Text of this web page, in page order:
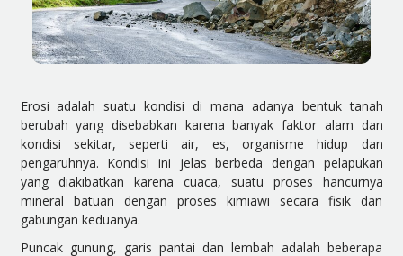
Erosi adalah suatu kondisi di mana adanya bentuk tanah
berubah yang disebabkan karena banyak faktor alam dan
kondisi sekitar, seperti air, es, organisme hidup dan
pengaruhnya. Kondisi ini jelas berbeda dengan pelapukan
yang diakibatkan karena cuaca, suatu proses hancurnya
mineral batuan dengan proses kimiawi secara fisik dan
gabungan keduanya.
Puncak gunung, garis pantai dan lembah adalah beberapa